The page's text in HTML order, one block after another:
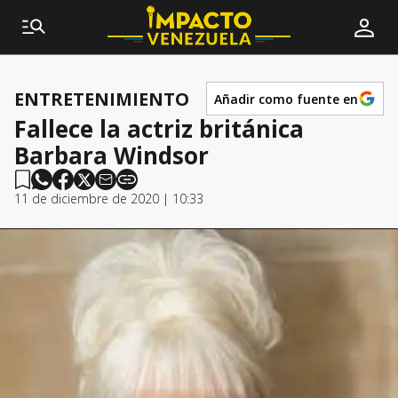
ENTRETENIMIENTO Añadir como fuente en
Fallece la actriz británica
Barbara Windsor
11 de diciembre de 2020 | 10:33